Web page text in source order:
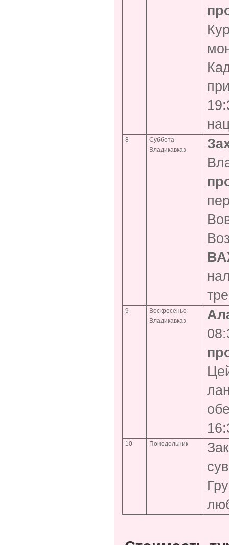
8
Суббота
Владикавказ
9
Воскресенье
Владикавказ
10 Понедельник